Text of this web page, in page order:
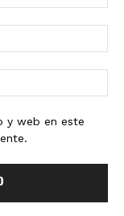
y web en este